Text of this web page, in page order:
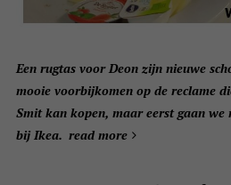
Een rugtas voor Deon zijn nieuwe
mooie voorbijkomen op de reclame
Smit kan kopen, maar eerst gaan we
bij Ikea. read more